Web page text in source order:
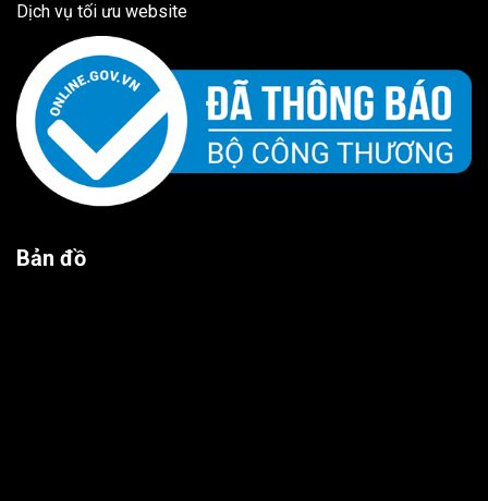
Dịch vụ tối ưu website
Bản đồ